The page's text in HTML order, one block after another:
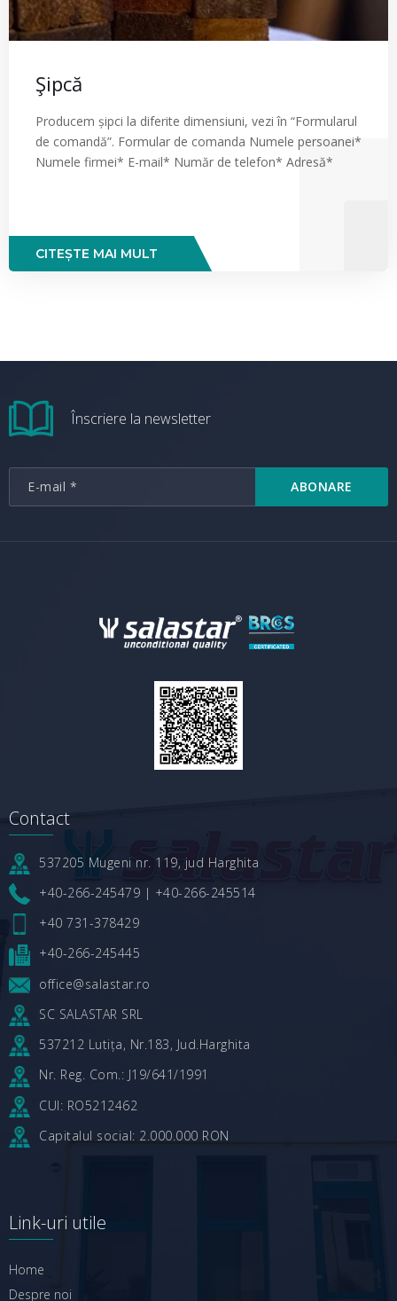
Şipcă
Producem șipci la diferite dimensiuni, vezi în “Formularul
de comandă”. Formular de comanda Numele persoanei*
Numele firmei* E-mail* Număr de telefon* Adresă*
CITEȘTE MAI MULT
Înscriere la newsletter
ABONARE
Contact
537205 Mugeni nr. 119, jud Harghita
+40-266-245479 | +40-266-245514
+40 731-378429
+40-266-245445
office@salastar.ro
SC SALASTAR SRL
537212 Lutița, Nr.183, Jud.Harghita
Nr. Reg. Com.: J19/641/1991
CUI: RO5212462
Capitalul social: 2.000.000 RON
Link-uri utile
Home
Despre noi